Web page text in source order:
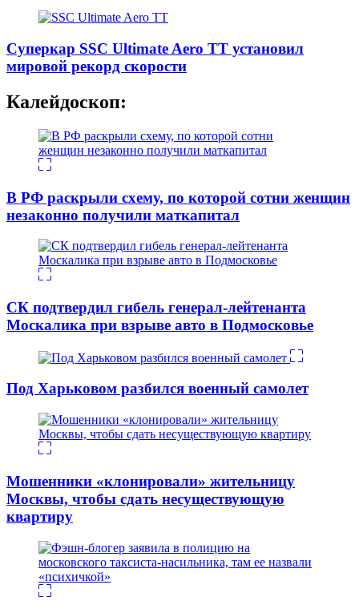
Суперкар SSC Ultimate Aero TT установил
мировой рекорд скорости
Калейдоскоп:
В РФ раскрыли схему, по которой сотни женщин
незаконно получили маткапитал
СК подтвердил гибель генерал-лейтенанта
Москалика при взрыве авто в Подмосковье
Под Харьковом разбился военный самолет
Мошенники «клонировали» жительницу
Москвы, чтобы сдать несуществующую
квартиру